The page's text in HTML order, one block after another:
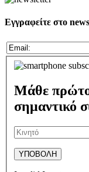
Εγγραφείτε στο
Μάθε
σημαντικό